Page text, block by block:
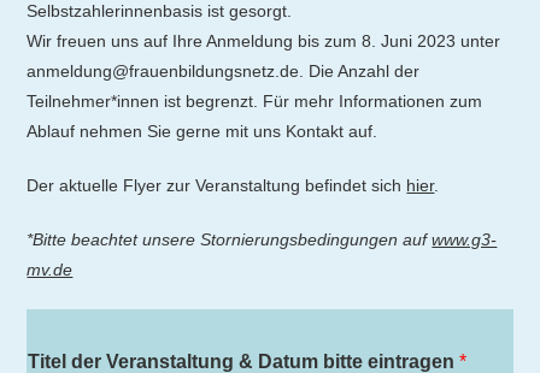
Selbstzahlerinnenbasis ist gesorgt.
Wir freuen uns auf Ihre Anmeldung bis zum 8. Juni 2023 unter
anmeldung@frauenbildungsnetz.de. Die Anzahl der
Teilnehmer*innen ist begrenzt. Für mehr Informationen zum
Ablauf nehmen Sie gerne mit uns Kontakt auf.
Der aktuelle Flyer zur Veranstaltung befindet sich hier.
*Bitte beachtet unsere Stornierungsbedingungen aufwww.g3-
mv.de
Titel der Veranstaltung & Datum bitte eintragen*